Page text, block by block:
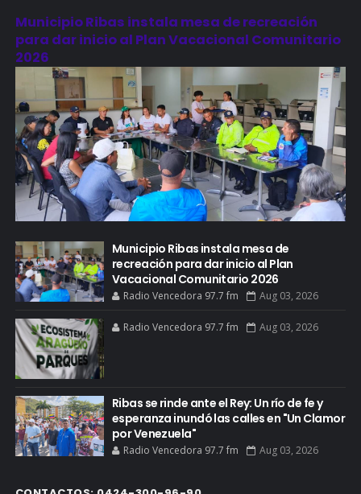
Municipio Ribas instala mesa de recreación
para dar inicio al Plan Vacacional Comunitario
2026
Municipio Ribas instala mesa de
recreación para dar inicio al Plan
Vacacional Comunitario 2026
Radio Vencedora 97.7 fm Aug 03, 2026
Radio Vencedora 97.7 fm Aug 03, 2026
Ribas se rinde ante el Rey: Un río de fe y
esperanza inundó las calles en "Un Clamor
por Venezuela"
Radio Vencedora 97.7 fm Aug 03, 2026